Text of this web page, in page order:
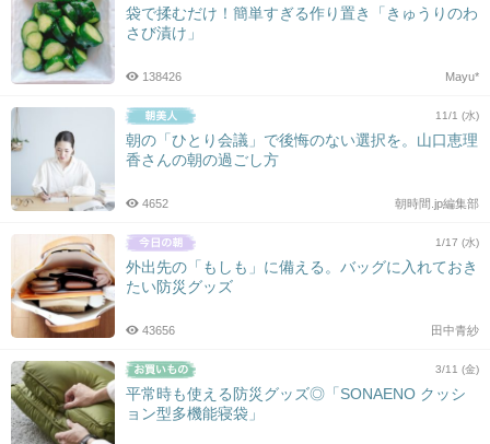
袋で揉むだけ！簡単すぎる作り置き「きゅうりのわ
さび漬け」
Mayu*
138426
11/1 (水)
朝の「ひとり会議」で後悔のない選択を。山口恵理
香さんの朝の過ごし方
朝時間.jp編集部
4652
1/17 (水)
外出先の「もしも」に備える。バッグに入れておき
たい防災グッズ
田中青紗
43656
3/11 (金)
平常時も使える防災グッズ◎「SONAENO クッシ
ョン型多機能寝袋」